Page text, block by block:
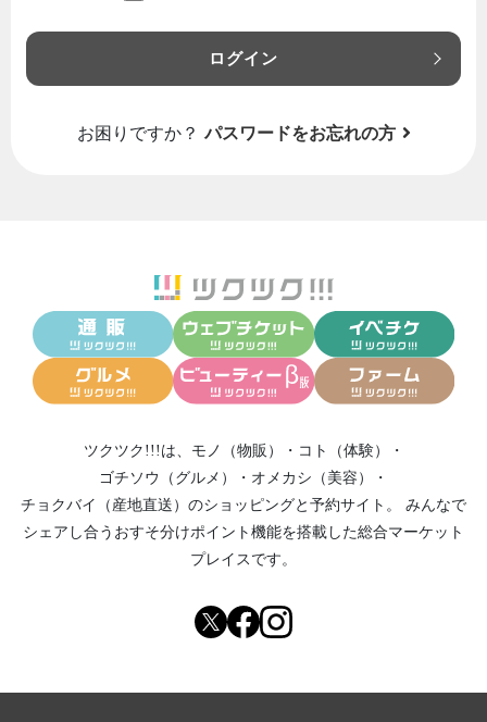
ログイン
お困りですか？ パスワードをお忘れの方
ツクツク!!!は、 モノ（物販） ・ コト（体験）
・
ゴチソウ（グルメ）
・ オメカシ（美容）
・
チョクバイ（産地直送） のショッピングと予約サイト。
みんなで
シェアし合う おすそ分けポイント機能を搭載した総合マーケット
プレイスです。